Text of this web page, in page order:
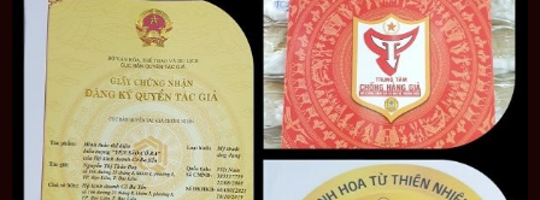
ý: giá trị đơn hàng không tính các sản phẩm nước yến.
Hỏi: Ưu và nhược điểm của yến tinh chế (yến làm
sạch)?
Đáp: Về giá cả, yến tinh chế cao hơn yến thô do đã được
các nghệ nhân lành nghề bỏ công làm sạch từng chiếc